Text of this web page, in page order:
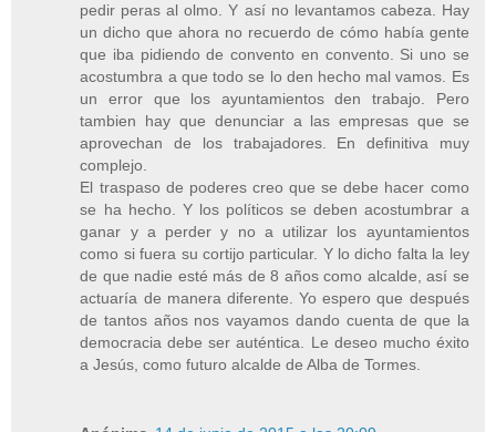
pedir peras al olmo. Y así no levantamos cabeza. Hay
un dicho que ahora no recuerdo de cómo había gente
que iba pidiendo de convento en convento. Si uno se
acostumbra a que todo se lo den hecho mal vamos. Es
un error que los ayuntamientos den trabajo. Pero
tambien hay que denunciar a las empresas que se
aprovechan de los trabajadores. En definitiva muy
complejo.
El traspaso de poderes creo que se debe hacer como
se ha hecho. Y los políticos se deben acostumbrar a
ganar y a perder y no a utilizar los ayuntamientos
como si fuera su cortijo particular. Y lo dicho falta la ley
de que nadie esté más de 8 años como alcalde, así se
actuaría de manera diferente. Yo espero que después
de tantos años nos vayamos dando cuenta de que la
democracia debe ser auténtica. Le deseo mucho éxito
a Jesús, como futuro alcalde de Alba de Tormes.